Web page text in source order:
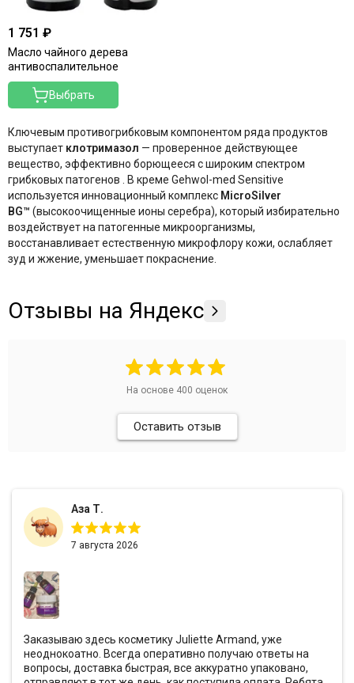
Follement
Formula Dr. Lyuter
Gehwol
Germaine de Capuccini
GIGI
Heliocare
Huma-Stemells
Inspira: Alpina
Intime Organique
Janssen Cosmetics
Juliette Armand
Keenwell
Klapp
LeviSsime
Neoretin Discrom Control
Reviderm
Rhea
Skeyndor
Skincouture
Skinosophy
Skin Resist
Skintellectual Solutions
Tegoder
1 751 ₽
Масло чайного дерева
антивоспалительное
Выбрать
Ключевым противогрибковым компонентом ряда продуктов
выступает клотримазол — проверенное действующее
вещество, эффективно борющееся с широким спектром
грибковых патогенов
. В креме Gehwol-med Sensitive
используется инновационный комплекс MicroSilver
BG™ (высокоочищенные ионы серебра), который избирательно
воздействует на патогенные микроорганизмы,
восстанавливает естественную микрофлору кожи, ослабляет
зуд и жжение, уменьшает покраснение.
Отзывы на Яндекс
На основе 400 оценок
Оставить отзыв
Аза Т.
7 августа 2026
Заказываю здесь косметику Juliette Armand, уже
неоднокоатно. Всегда оперативно получаю ответы на
вопросы, доставка быстрая, все аккуратно упаковано,